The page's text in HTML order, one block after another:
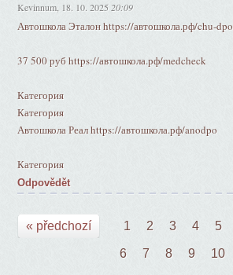
Kevinnum 18. 10. 2025 20:09
Автошкола Эталон https://автошкола.рф/chu-dpo
37 500 руб https://автошкола.рф/medcheck
Категория
Категория
Автошкола Реал https://автошкола.рф/anodpo
Категория
Odpovědět
« předchozí 1 2 3 4 5
6 7 8 9 10